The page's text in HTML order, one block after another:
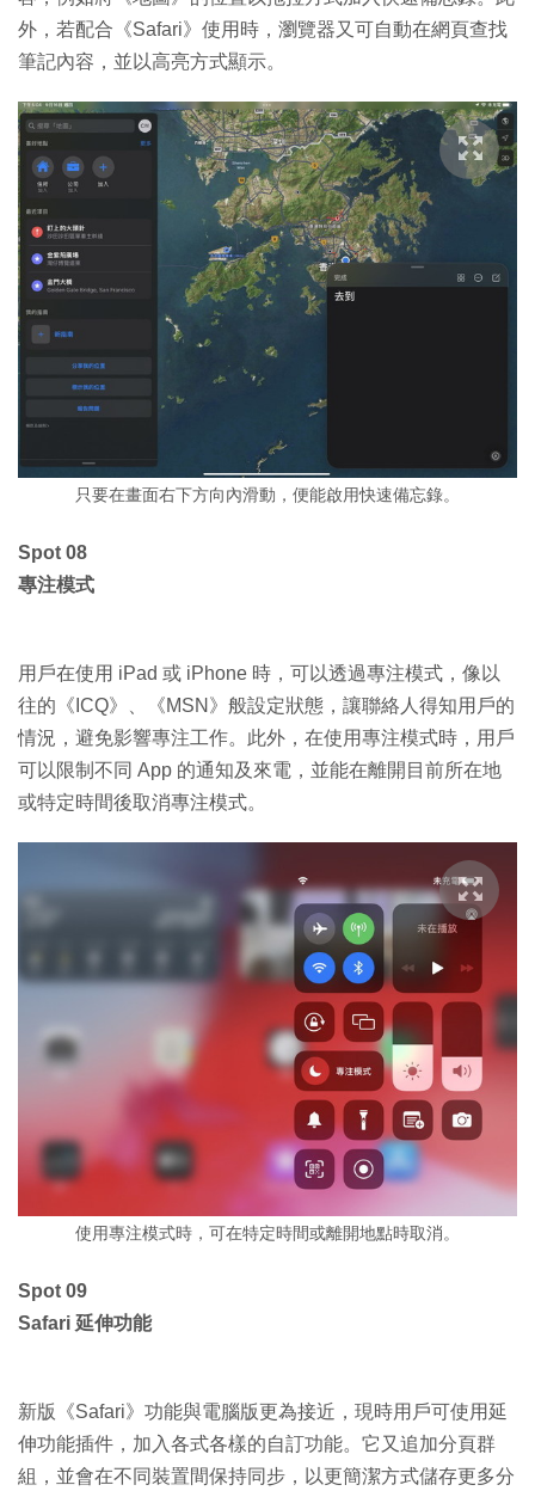
外，若配合《Safari》使用時，瀏覽器又可自動在網頁查找
筆記內容，並以高亮方式顯示。
只要在畫面右下方向內滑動，便能啟用快速備忘錄。
Spot 08
專注模式
用戶在使用 iPad 或 iPhone 時，可以透過專注模式，像以
往的《ICQ》、《MSN》般設定狀態，讓聯絡人得知用戶的
情況，避免影響專注工作。此外，在使用專注模式時，用戶
可以限制不同 App 的通知及來電，並能在離開目前所在地
或特定時間後取消專注模式。
使用專注模式時，可在特定時間或離開地點時取消。
Spot 09
Safari 延伸功能
新版《Safari》功能與電腦版更為接近，現時用戶可使用延
伸功能插件，加入各式各樣的自訂功能。它又追加分頁群
組，並會在不同裝置間保持同步，以更簡潔方式儲存更多分